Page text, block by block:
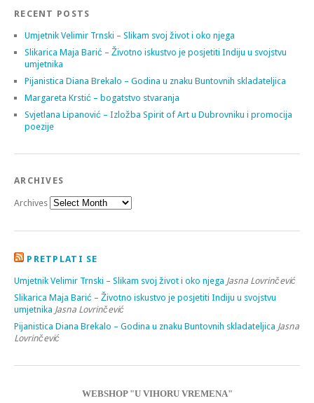
RECENT POSTS
Umjetnik Velimir Trnski – Slikam svoj život i oko njega
Slikarica Maja Barić – Životno iskustvo je posjetiti Indiju u svojstvu
umjetnika
Pijanistica Diana Brekalo – Godina u znaku Buntovnih skladateljica
Margareta Krstić – bogatstvo stvaranja
Svjetlana Lipanović – Izložba Spirit of Art u Dubrovniku i promocija
poezije
ARCHIVES
Archives
PRETPLATI SE
Umjetnik Velimir Trnski – Slikam svoj život i oko njega Jasna Lovrinčević
Slikarica Maja Barić – Životno iskustvo je posjetiti Indiju u svojstvu
umjetnika Jasna Lovrinčević
Pijanistica Diana Brekalo – Godina u znaku Buntovnih skladateljica Jasna
Lovrinčević
WEBSHOP "U VIHORU VREMENA"